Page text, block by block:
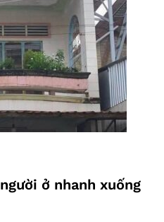
ở nhanh xuống